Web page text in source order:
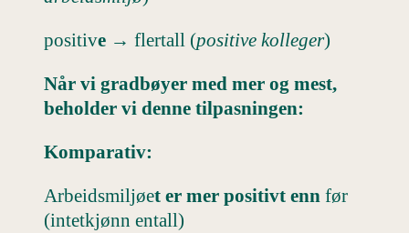
positive → flertall (positive kolleger)
Når vi gradbøyer med mer og mest,
beholder vi denne tilpasningen:
Komparativ:
Arbeidsmiljøet er mer positivt enn før
(intetkjønn entall)